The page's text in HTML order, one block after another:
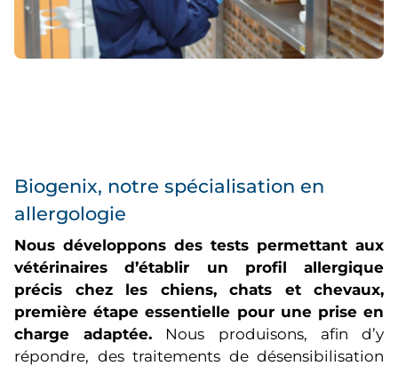
Biogenix, notre spécialisation en
allergologie
Nous développons des tests permettant aux
vétérinaires d’établir un profil allergique
précis chez les chiens, chats et chevaux,
première étape essentielle pour une prise en
charge adaptée. Nous produisons, afin d’y
répondre, des traitements de désensibilisation